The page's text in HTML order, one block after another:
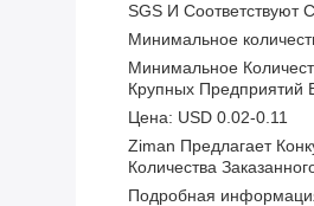
SGS И Соответствуют
Минимальное
Минимальное
Крупных Предприятий
Цена: USD 0.02-0.11
Ziman Предлагает
Количества
Подробная